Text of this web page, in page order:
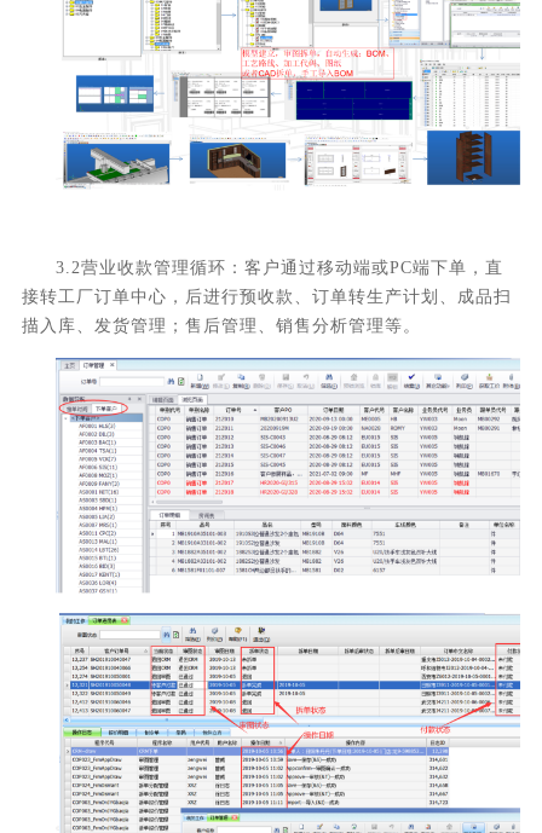
3.2营业收款管理循环：客户通过移动端或PC端下单，直
接转工厂订单中心，后进行预收款、订单转生产计划、成品扫
描入库、发货管理；售后管理、销售分析管理等。